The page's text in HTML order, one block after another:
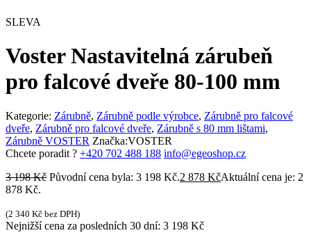
SLEVA
Voster Nastavitelná zárubeň
pro falcové dveře 80-100 mm
Kategorie: Zárubně, Zárubně podle výrobce, Zárubně pro falcové
dveře, Zárubně pro falcové dveře, Zárubně s 80 mm lištami,
Zárubně VOSTER Značka:VOSTER
Chcete poradit ? +420 702 488 188 info@egeoshop.cz
3 198Kč Původní cena byla: 3 198 Kč.2 878 KčAktuální cena je: 2
878 Kč.
(2 340 Kč bez DPH)
Nejnižší cena za posledních 30 dní: 3 198 Kč